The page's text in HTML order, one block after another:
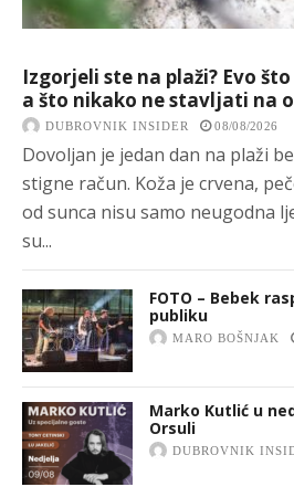
Izgorjeli ste na plaži? Evo
a što nikako ne stavljati na
DUBROVNIK INSIDER 08/08/2026
Dovoljan je jedan dan na plaži
stigne račun. Koža je crvena,
od sunca nisu samo neugodna
su...
FOTO – Bebek
publiku
MARO BOŠNJAK
Marko Kutlić u
Orsuli
DUBROVNIK